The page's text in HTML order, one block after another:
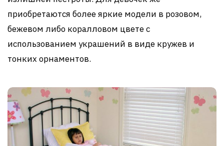
приобретаются более яркие модели в розовом,
бежевом либо коралловом цвете с
использованием украшений в виде кружев и
тонких орнаментов.